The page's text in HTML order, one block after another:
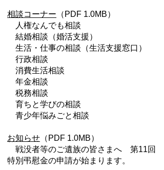
相談コーナー （PDF 1.0MB）
人権なんでも相談
結婚相談（婚活支援）
生活・仕事の相談（生活支援窓口）
行政相談
消費生活相談
年金相談
税務相談
育ちと学びの相談
青少年悩みごと相談
お知らせ （PDF 1.0MB）
戦没者等のご遺族の皆さまへ 第11回
特別弔慰金の申請が始まります。